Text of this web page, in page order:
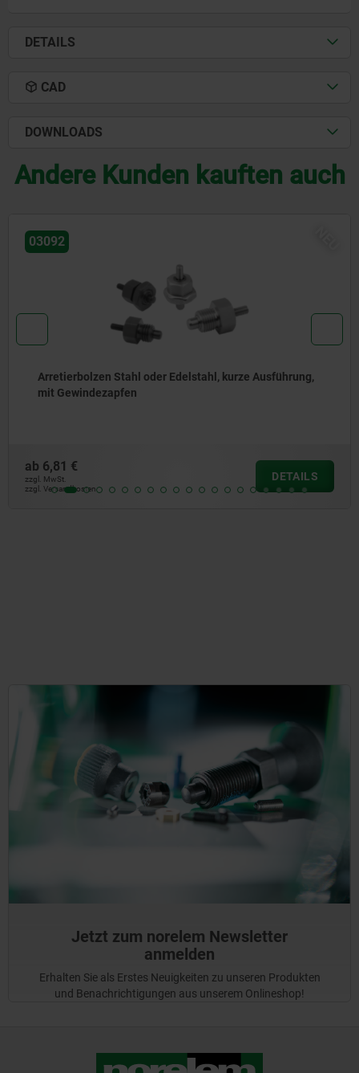
DETAILS
CAD
DOWNLOADS
Andere Kunden kauften auch
03096
Arretierbolzen Stahl oder Edelstahl, ohne Bund, mit
Edelstahl-Zugring
ab5,01 €
zzgl. MwSt.
zzgl. Versandkosten
DETAILS
Jetzt zum norelem Newsletter
anmelden
Erhalten Sie als Erstes Neuigkeiten zu unseren Produkten
und Benachrichtigungen aus unserem Onlineshop!